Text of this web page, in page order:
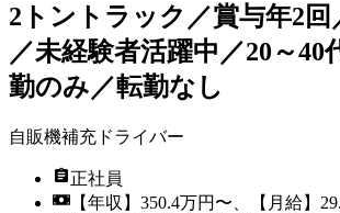
2トントラック／賞与年2回
／未経験者活躍中／20～40
勤のみ／転勤なし
自販機補充ドライバー
正社員
【年収】350.4万円〜、【月給】